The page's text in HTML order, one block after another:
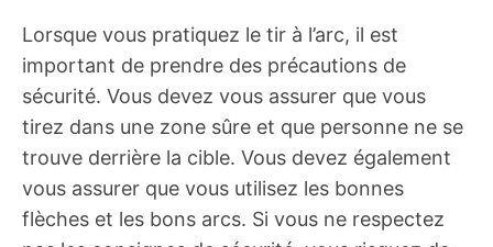
Lorsque vous pratiquez le tir à l’arc, il est
important de prendre des précautions de
sécurité. Vous devez vous assurer que vous
tirez dans une zone sûre et que personne ne se
trouve derrière la cible. Vous devez également
vous assurer que vous utilisez les bonnes
flèches et les bons arcs. Si vous ne respectez